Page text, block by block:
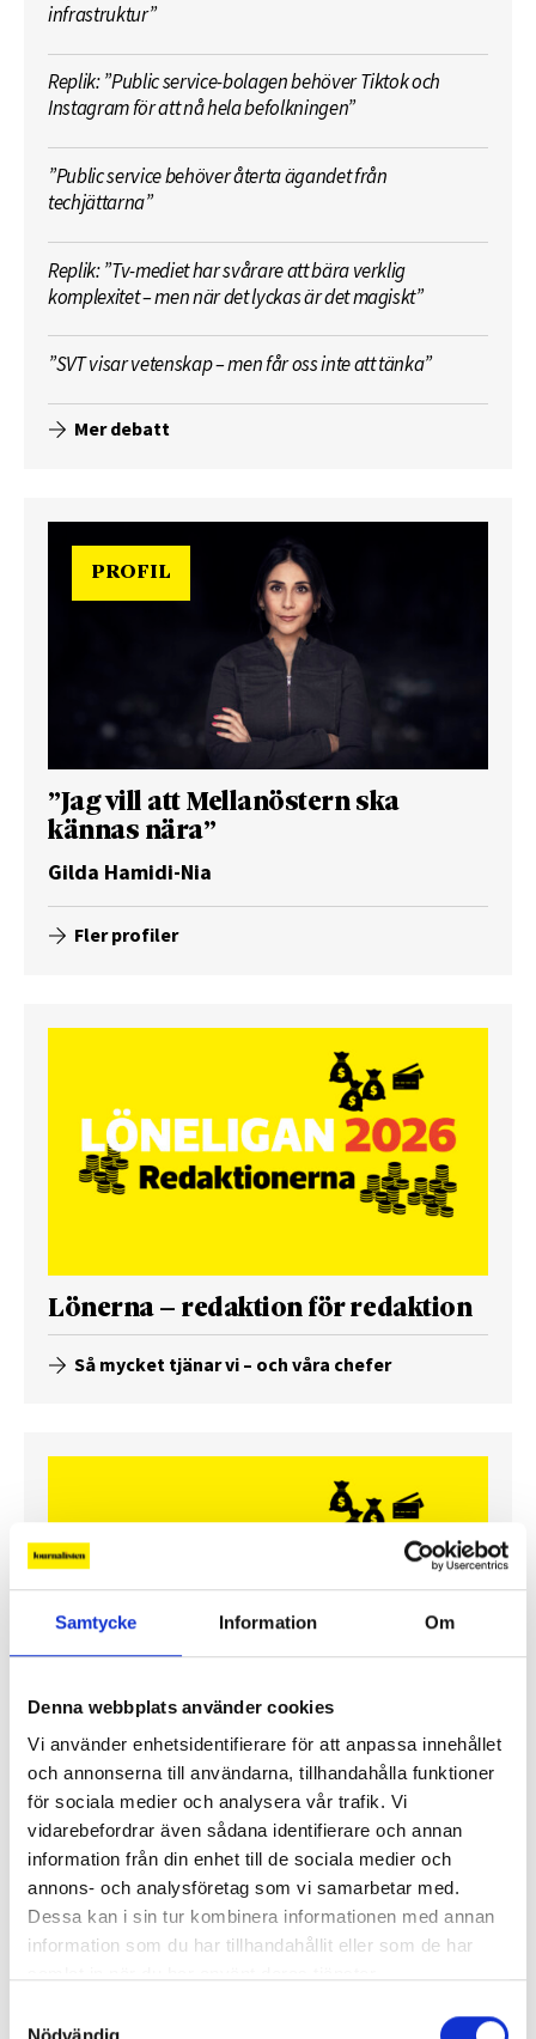
Samtycke Information Om
Denna webbplats använder cookies
Vi använder enhetsidentifierare för att anpassa innehållet
och annonserna till användarna, tillhandahålla funktioner
för sociala medier och analysera vår trafik. Vi
vidarebefordrar även sådana identifierare och annan
information från din enhet till de sociala medier och
annons- och analysföretag som vi samarbetar med.
Dessa kan i sin tur kombinera informationen med annan
information som du har tillhandahållit eller som de har
Nödvändig
infrastruktur”
Replik: ”Public service-bolagen behöver Tiktok och
Instagram för att nå hela befolkningen”
”Public service behöver återta ägandet från
techjättarna”
Replik: ”Tv-mediet har svårare att bära verklig
komplexitet – men när det lyckas är det magiskt”
”SVT visar vetenskap – men får oss inte att tänka”
Mer debatt
PROFIL
”Jag vill att Mellanöstern ska
kännas nära”
Gilda Hamidi-Nia
Fler profiler
Lönerna – redaktion för redaktion
Så mycket tjänar vi – och våra chefer
Så mycket tjänar mediecheferna
Så mycket tjänar 260 mediechefer